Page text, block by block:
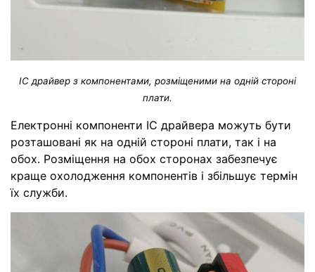
IC драйвер з компонентами, розміщеними на одній стороні
плати.
Електронні компоненти IC драйвера можуть бути
розташовані як на одній стороні плати, так і на
обох. Розміщення на обох сторонах забезпечує
краще охолодження компонентів і збільшує термін
їх служби.